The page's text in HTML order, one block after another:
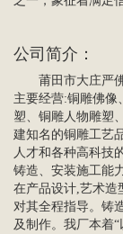
公司简介 ：
莆田市大庄严
主要经营:铜雕佛像
塑、铜雕 人物雕塑
建知名的铜雕工艺
人才和各种高科技
铸造、安装施工能
在产品设计,艺术造
对其全程指导。铸
及制作。我厂本着